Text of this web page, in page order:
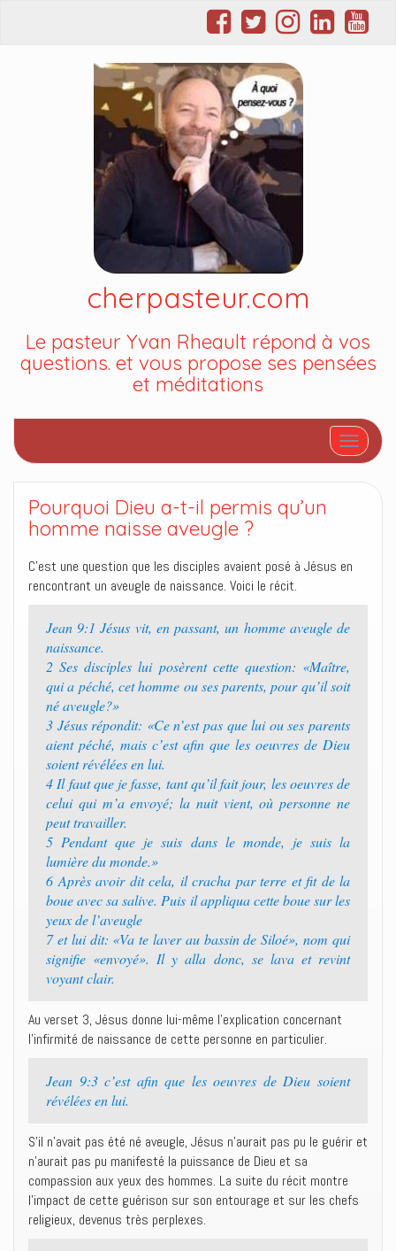
cherpasteur.com
Le pasteur Yvan Rheault répond à vos
questions. et vous propose ses pensées
et méditations
Afficher/
Pourquoi Dieu a-t-il permis qu’un
homme naisse aveugle ?
C’est une question que les disciples avaient posé à Jésus en
rencontrant un aveugle de naissance. Voici le récit.
Jean 9:1 Jésus vit, en passant, un homme aveugle de
naissance.
2 Ses disciples lui posèrent cette question: «Maître,
qui a péché, cet homme ou ses parents, pour qu’il soit
né aveugle?»
3 Jésus répondit: «Ce n’est pas que lui ou ses parents
aient péché, mais c’est afin que les oeuvres de Dieu
soient révélées en lui.
4 Il faut que je fasse, tant qu’il fait jour, les oeuvres de
celui qui m’a envoyé; la nuit vient, où personne ne
peut travailler.
5 Pendant que je suis dans le monde, je suis la
lumière du monde.»
6 Après avoir dit cela, il cracha par terre et fit de la
boue avec sa salive. Puis il appliqua cette boue sur les
yeux de l’aveugle
7 et lui dit: «Va te laver au bassin de Siloé», nom qui
signifie «envoyé». Il y alla donc, se lava et revint
voyant clair.
Au verset 3, Jésus donne lui-même l’explication concernant
l’infirmité de naissance de cette personne en particulier.
Jean 9:3 c’est afin que les oeuvres de Dieu soient
révélées en lui.
S’il n’avait pas été né aveugle, Jésus n’aurait pas pu le guérir et
n’aurait pas pu manifesté la puissance de Dieu et sa
compassion aux yeux des hommes. La suite du récit montre
l’impact de cette guérison sur son entourage et sur les chefs
religieux, devenus très perplexes.